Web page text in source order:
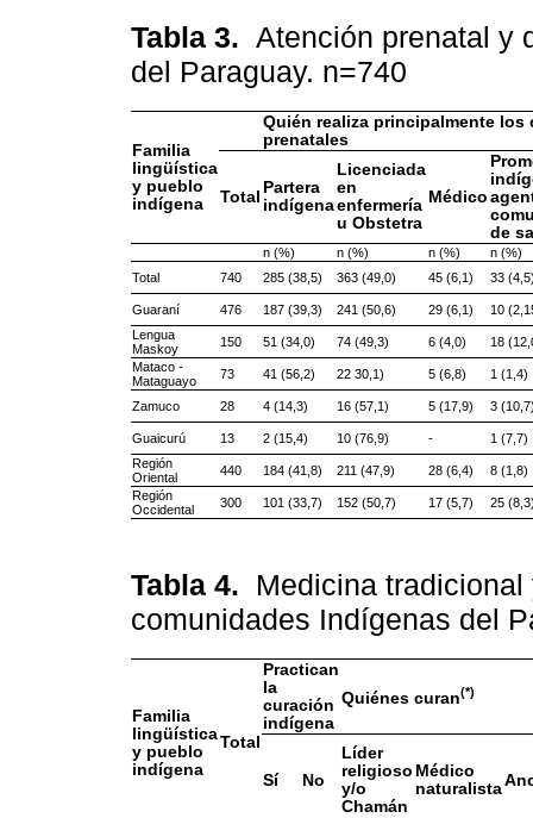
Tabla 3. Atención prenatal y
del Paraguay. n=740
Familia
lingüística
y pueblo
indígena
Quién realiza principalmente los
prenatales
Total
Partera
indígena
Licenciada
en
enfermería
u Obstetra
Médico
de
n (%) n (%) n (%)
n (%)
Total
740 285 (38,5) 363 (49,0) 45 (6,1) 33
Guaraní 476 187 (39,3) 241 (50,6) 29 (6,1)
10
Lengua
Maskoy
150 51 (34,0) 74 (49,3) 6 (4,0)
18
Mataco -
Mataguayo
73 41 (56,2) 22 30,1) 5 (6,8) 1 (1,4)
Zamuco 28 4 (14,3) 16 (57,1) 5 (17,9) 3
Guaicurú 13 2 (15,4) 10 (76,9) -
1 (7,7)
Región
Oriental
440 184 (41,8) 211 (47,9) 28 (6,4)
8 (1,8)
Región
Occidental
300 101 (33,7) 152 (50,7) 17 (5,7) 25
Tabla 4. Medicina
comunidades Indígenas del
Familia
lingüística
y pueblo
indígena
Total
Practican
la
curación
indígena
Quiénes curan(*)
Sí No
Líder
religioso
y/o
Chamán
Médico
naturalista